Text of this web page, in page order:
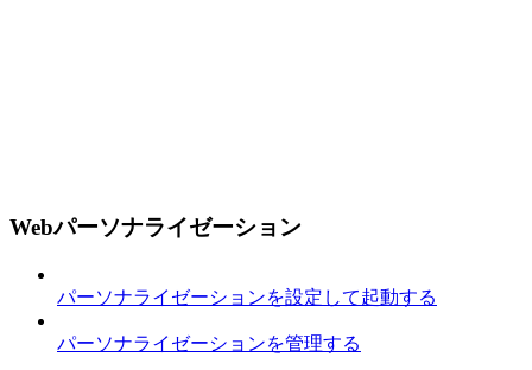
Webパーソナライゼーション
パーソナライゼーションを設定して起動する
パーソナライゼーションを管理する